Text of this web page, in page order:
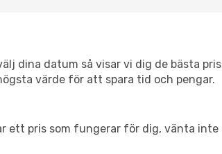
dina datum så visar vi dig de bästa
värde för att spara tid och pengar.
ett pris som fungerar för dig, vänta